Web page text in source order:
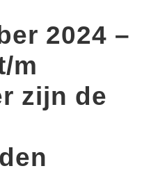
2024 –
m
zijn de